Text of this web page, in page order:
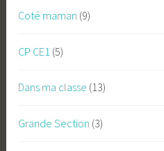
Coté maman (9)
CP CE1 (5)
Dans ma classe (13)
Grande Section (3)